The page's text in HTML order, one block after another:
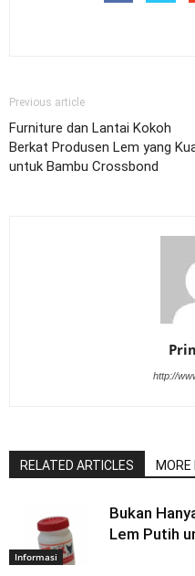
Previous article
Furniture dan Lantai Kokoh
Berkat Produsen Lem yang
untuk Bambu Crossbond
http://
RELATED ARTICLES
Informasi
Bukan
Lem Putih